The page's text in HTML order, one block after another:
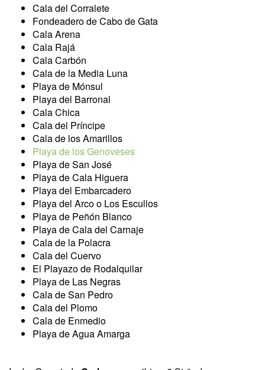
Cala del Corralete
Fondeadero de Cabo de Gata
Cala Arena
Cala Rajá
Cala Carbón
Cala de la Media Luna
Playa de Mónsul
Playa del Barronal
Cala Chica
Cala del Príncipe
Cala de los Amarillos
Playa de los Genoveses
Playa de San José
Playa de Cala Higuera
Playa del Embarcadero
Playa del Arco o Los Escullos
Playa de Peñón Blanco
Playa de Cala del Carnaje
Cala de la Polacra
Cala del Cuervo
El Playazo de Rodalquilar
Playa de Las Negras
Cala de San Pedro
Cala del Plomo
Cala de Enmedio
Playa de Agua Amarga